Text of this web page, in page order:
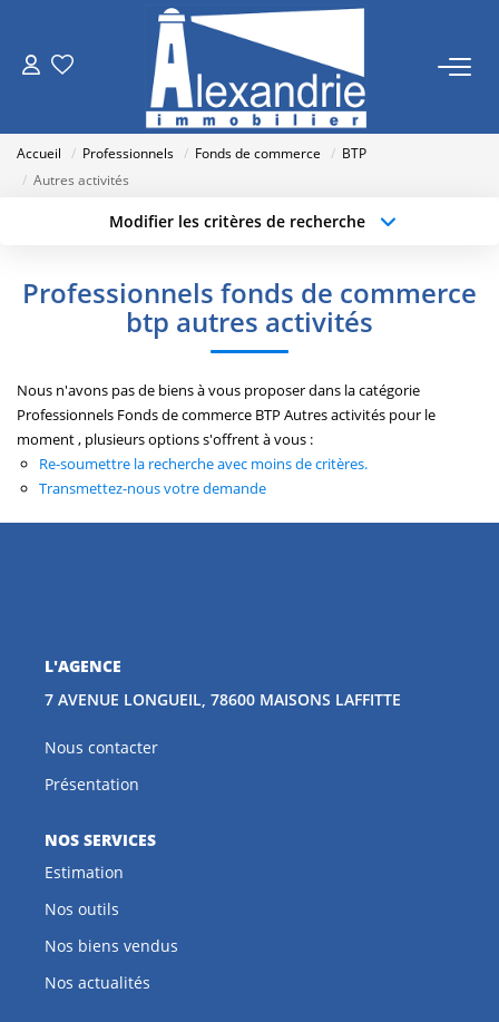
VENTES
NOTRE AGENCE
Nos Actualités
RECRUTEMENT
Accueil Professionnels Fonds de commerce
BTP
Autres activités
Modifier les critères de recherche
Type de transaction Localisation
Sélectionnez...
Type de bien
Surface min
Créer une alerte
Professionnels fonds de commerce
btp autres activités
Nous n'avons pas de biens à vous proposer dans la catégorie
Professionnels Fonds de commerce BTP Autres activités pour le
moment , plusieurs options s'offrent à vous :
Re-soumettre la recherche avec moins de critères.
Transmettez-nous votre demande
L'AGENCE
7 AVENUE LONGUEIL, 78600 MAISONS LAFFITTE
Nous contacter
Présentation
NOS SERVICES
Estimation
Nos outils
Nos biens vendus
Nos actualités